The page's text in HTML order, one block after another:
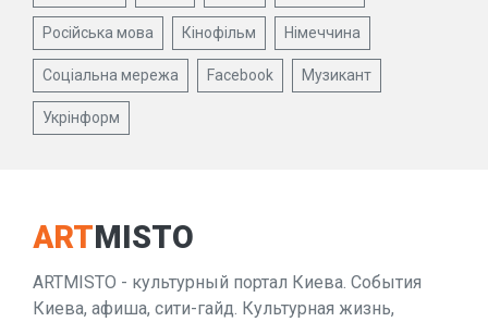
Російська мова Кінофільм Німеччина
Соціальна мережа Facebook Музикант
Укрінформ
ARTMISTO
ARTMISTO - культурный портал Киева. События
Киева, афиша, сити-гайд. Культурная жизнь,